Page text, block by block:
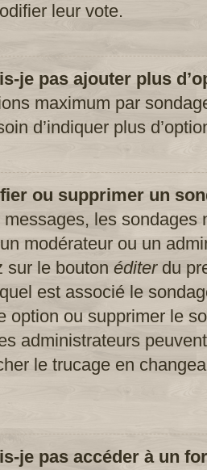
leur vote.
je pas ajouter plus
maximum par
d’indiquer plus
ou supprimer un
les sondages
modérateur ou un
sur le bouton éditerdu
est associé le
option ou supprimer le
administrateurs
le trucage en
je pas accéder à un